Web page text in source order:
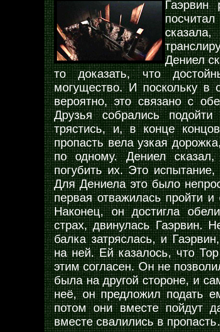
Гаэрвин
Дениел
то доказать, что
могущество. И поскольку в
вероятно, это связано с
Друзья собрались
трястись, и, в конце
пропасть вела узкая
по одному. Дениел
погубить их. Это
Для Дениела это было
первая отважилась пройти и
Наконец, он достигла
страх, двинулась Гаэрвин.
балка затряслась, и
на ней. Ей казалось, что
этим согласен. Он не
была на другой стороне, и
неё, он предложил подать
потом они вместе пойдут
вместе свалились в